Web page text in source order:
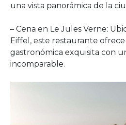
una vista panorámica de la
– Cena en Le Jules Verne:
Eiffel, este restaurante
gastronómica exquisita con
incomparable.